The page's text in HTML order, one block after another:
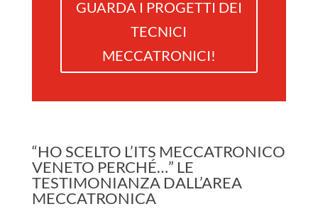
GUARDA I PROGETTI DEI
TECNICI
MECCATRONICI!
“HO SCELTO L’ITS MECCATRONICO
VENETO PERCHÉ…” LE
TESTIMONIANZA DALL’AREA
MECCATRONICA